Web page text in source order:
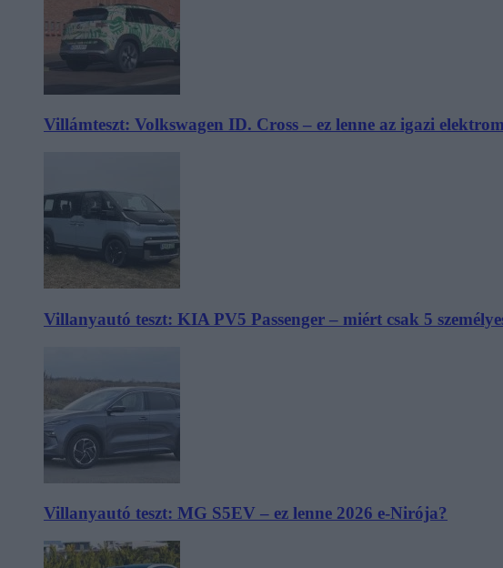
Villámteszt: Volkswagen ID. Cross – ez lenne az igazi
Villanyautó teszt: KIA PV5 Passenger – miért csak 5
Villanyautó teszt: MG S5EV – ez lenne 2026 e-Nirója?